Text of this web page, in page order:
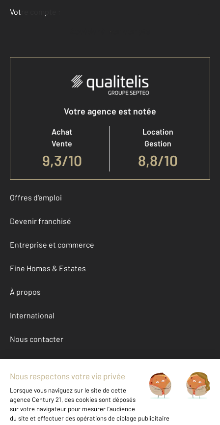
Votre compte :
Accéder à mon compte
Votre agence est notée
Achat
Vente
9,3/10
Location
Gestion
8,8/10
Offres d'emploi
Devenir franchisé
Entreprise et commerce
Fine Homes & Estates
À propos
International
Nous contacter
Mentions légales & CGU et Barèmes d'honoraires
Données personnelles
Gestionnaire des cookies